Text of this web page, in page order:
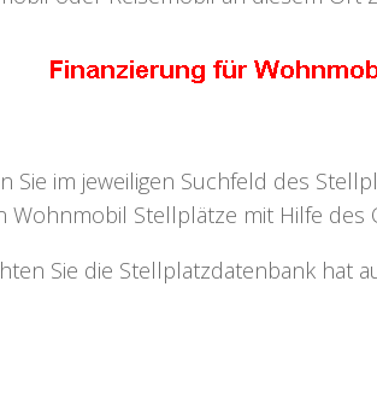
Sie im jeweiligen Suchfeld des
Wohnmobil Stellplätze mit Hilfe des
Sie die Stellplatzdatenbank hat